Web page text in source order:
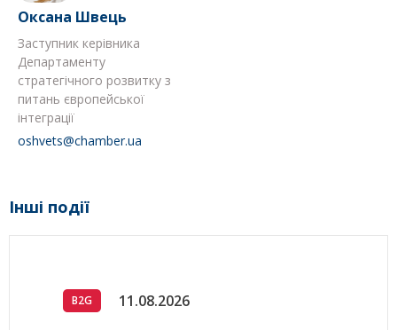
Оксана Швець
Заступник керівника
Департаменту
стратегічного розвитку з
питань європейської
інтеграції
oshvets@chamber.ua
Інші події
B2G 11.08.2026